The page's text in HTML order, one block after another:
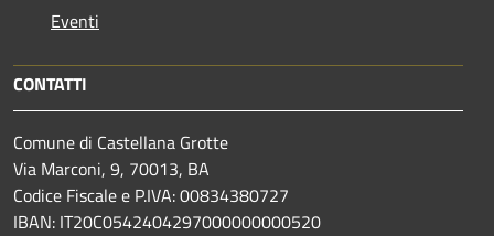
Eventi
CONTATTI
Comune di Castellana Grotte
Via Marconi, 9, 70013, BA
Codice Fiscale e P.IVA: 00834380727
IBAN: IT20C0542404297000000000520